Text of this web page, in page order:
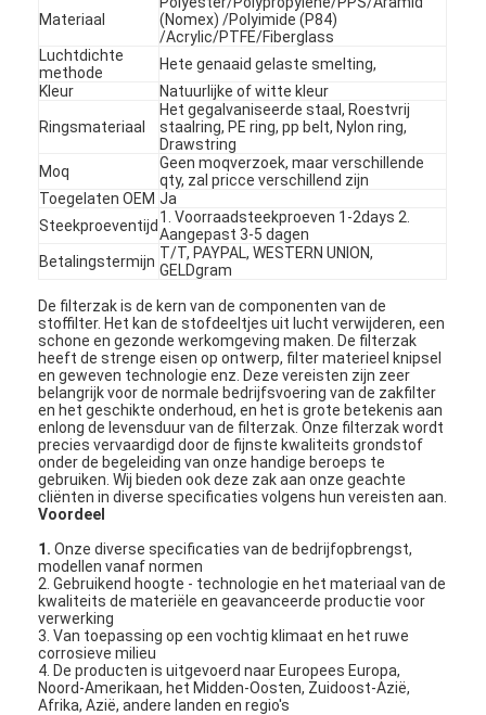
Materiaal
(Nomex) /Polyimide (P84)
/Acrylic/PTFE/Fiberglass
Luchtdichte
methode
Hete genaaid gelaste smelting,
Kleur
Natuurlijke of witte kleur
Ringsmateriaal
Het gegalvaniseerde staal, Roestvrij
staalring, PE ring, pp belt, Nylon ring,
Drawstring
Moq
Geen moqverzoek, maar verschillende
qty, zal pricce verschillend zijn
Toegelaten OEM Ja
Steekproeventijd 1. Voorraadsteekproeven 1-2days 2.
Aangepast 3-5 dagen
Betalingstermijn T/T, PAYPAL, WESTERN UNION,
GELDgram
De filterzak is de kern van de componenten van de
stoffilter. Het kan de stofdeeltjes uit lucht verwijderen, een
schone en gezonde werkomgeving maken. De filterzak
heeft de strenge eisen op ontwerp, filter materieel knipsel
en geweven technologie enz. Deze vereisten zijn zeer
belangrijk voor de normale bedrijfsvoering van de zakfilter
en het geschikte onderhoud, en het is grote betekenis aan
enlong de levensduur van de filterzak. Onze filterzak wordt
precies vervaardigd door de fijnste kwaliteits grondstof
onder de begeleiding van onze handige beroeps te
gebruiken. Wij bieden ook deze zak aan onze geachte
cliënten in diverse specificaties volgens hun vereisten aan.
Voordeel
1.Onze diverse specificaties van de bedrijfopbrengst,
modellen vanaf normen
2. Gebruikend hoogte - technologie en het materiaal van de
kwaliteits de materiële en geavanceerde productie voor
verwerking
3. Van toepassing op een vochtig klimaat en het ruwe
corrosieve milieu
4. De producten is uitgevoerd naar Europees Europa,
Noord-Amerikaan, het Midden-Oosten, Zuidoost-Azië,
Afrika, Azië, andere landen en regio's